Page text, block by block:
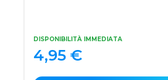
DISPONIBILITÀ IMMEDIATA
4,95 €